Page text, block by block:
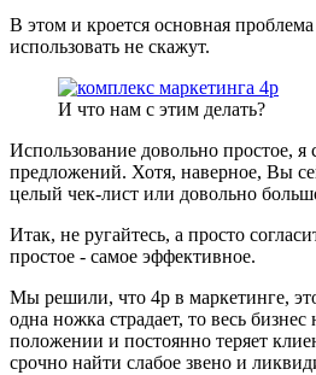
В этом и кроется основная
использовать не скажут.
И что нам с этим делать?
Использование довольно простое, я
предложений. Хотя, наверное, Вы
целый чек-лист или довольно
Итак, не ругайтесь, а просто
простое - самое эффективное.
Мы решили, что 4p в маркетинге,
одна ножка страдает, то весь
положении и постоянно теряет
срочно найти слабое звено и